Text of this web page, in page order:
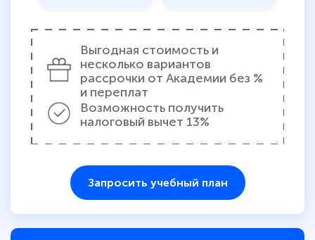
Выгодная стоимость и
несколько вариантов
рассрочки от Академии без %
и переплат
Возможность получить
налоговый вычет 13%
Запросить учебный план